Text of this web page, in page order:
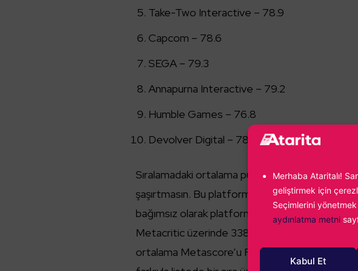
Merhaba Ataritalı!
geliştirmek için
Seçimlerini
aydınlatma metni
Kabul Et
Take-Two Interactive – 78.9
Capcom – 78.6
SEGA – 79.3
Annapurna Interactive – 79.2
Humble Games – 76.8
Devolver Digital – 78.3
Sıralamadaki ortalama puanları daha düşük olan
şaşırtmasın. Bu platformun
kendi puanlama
bağımsız olarak platform stüdyolara belirli
Metacritic üzerinde 338.4 puan ile listenin en
ortalama Metascore’u Focus